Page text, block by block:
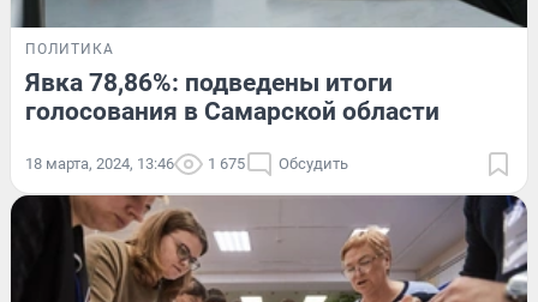
ПОЛИТИКА
Явка 78,86%: подведены итоги
голосования в Самарской области
18 марта, 2024, 13:46 1 675 Обсудить